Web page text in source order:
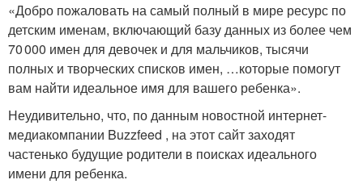
«Добро пожаловать на самый полный в мире ресурс по
детским именам, включающий базу данных из более чем
70 000 имен для девочек и для мальчиков, тысячи
полных и творческих списков имен, …которые помогут
вам найти идеальное имя для вашего ребенка».
Неудивительно, что, по данным новостной интернет-
медиакомпании Buzzfeed , на этот сайт заходят
частенько будущие родители в поисках идеального
имени для ребенка.